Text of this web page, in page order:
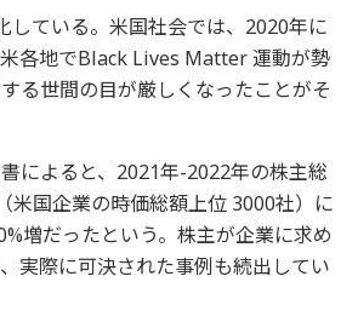
している。米国社会では、2020年に
各地でBlack Lives Matter 運動が勢
る世間の目が厳しくなったことがそ
によると、2021年-2022年の株主総
米国企業の時価総額上位 3000社）に
増だったという。株主が企業に求め
実際に可決された事例も続出してい